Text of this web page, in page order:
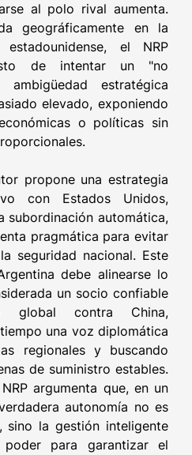
al polo rival aumenta.
geográficamente en la
el NRP
de intentar un "no
estratégica
elevado, exponiendo
o políticas sin
propone una estrategia
con Estados Unidos,
subordinación automática,
pragmática para evitar
seguridad nacional. Este
debe alinearse lo
un socio confiable
global contra China,
una voz diplomática
regionales y buscando
de suministro estables.
argumenta que, en un
autonomía no es
sino la gestión inteligente
para garantizar el